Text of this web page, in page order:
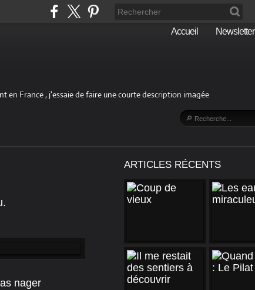
Accueil Newsletter
en France , j'essaie de faire une courte description imagée
nager
ARTICLES RÉCENTS